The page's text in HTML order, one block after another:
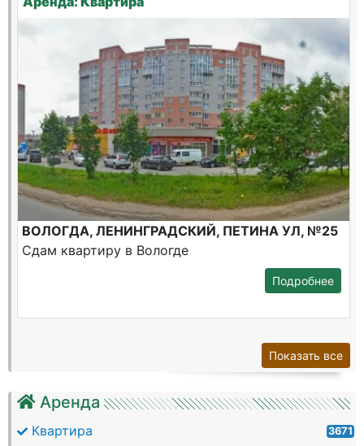
Аренда
Квартира 3671
ВОЛОГДА, ЛЕНИНГРАДСКИЙ, ПЕТИНА УЛ, №25
Сдам квартиру в Вологде
Подробнее
Показать все